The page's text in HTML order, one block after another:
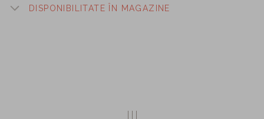
DISPONIBILITATE ÎN MAGAZINE